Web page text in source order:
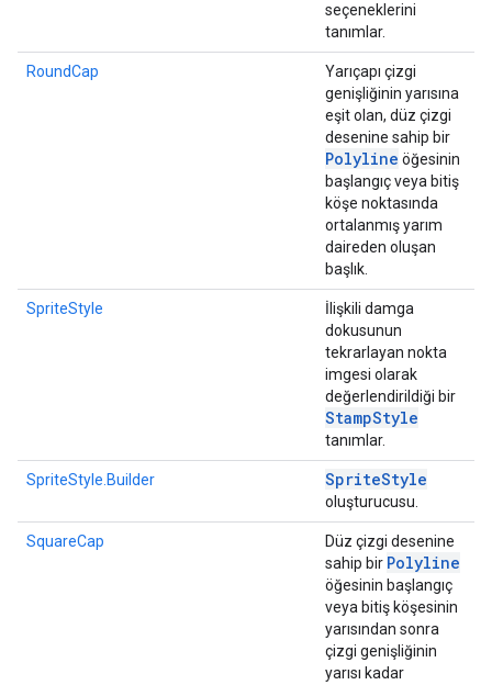
seçeneklerini
tanımlar.
RoundCap
Yarıçapı çizgi
genişliğinin yarısına
eşit olan, düz çizgi
desenine sahip bir
Polyline öğesinin
başlangıç veya bitiş
köşe noktasında
ortalanmış yarım
daireden oluşan
başlık.
SpriteStyle
İlişkili damga
dokusunun
tekrarlayan nokta
imgesi olarak
değerlendirildiği bir
StampStyle
tanımlar.
SpriteStyle.Builder SpriteStyle
oluşturucusu.
SquareCap
Düz çizgi desenine
sahip bir Polyline
öğesinin başlangıç
veya bitiş köşesinin
yarısından sonra
çizgi genişliğinin
yarısı kadar